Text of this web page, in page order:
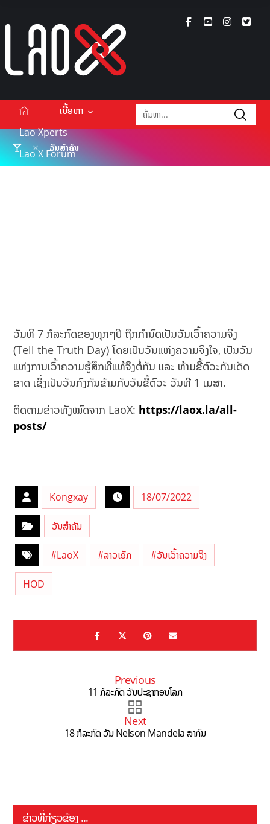
ເນື້ອຫາ
Lao Xperts
Lao X Forum
ວັນສຳຄັນ
ວັນທີ 7 ກໍລະກົດຂອງທຸກໆປີ ຖືກກຳນົດເປັນວັນເວົ້າຄວາມຈິງ
(Tell the Truth Day) ໂດຍເປັນວັນແຫ່ງຄວາມຈິງໃຈ, ເປັນວັນ
ແຫ່ງການເວົ້າຄວາມຮູ້ສຶກທີ່ແທ້ຈິງຕໍ່ກັນ ແລະ ຫ້າມຂີ້ຕົວະກັນເດັດ
ຂາດ ເຊິ່ງເປັນວັນກົງກັນຂ້າມກັບວັນຂີ້ຕົວະ ວັນທີ 1 ເມສາ.
ຕິດຕາມຂ່າວທັງໝົດຈາກ LaoX: https://laox.la/all-
posts/
Kongxay 18/07/2022
ວັນສຳຄັນ
#LaoX #ລາວເອັກ #ວັນເວົ້າຄວາມຈິງ
HOD
Previous
11 ກໍລະກົດ ວັນປະຊາກອນໂລກ
Next
18 ກໍລະກົດ ວັນ Nelson Mandela ສາກົນ
ຂ່າວທີ່ກ່ຽວຂ້ອງ ...